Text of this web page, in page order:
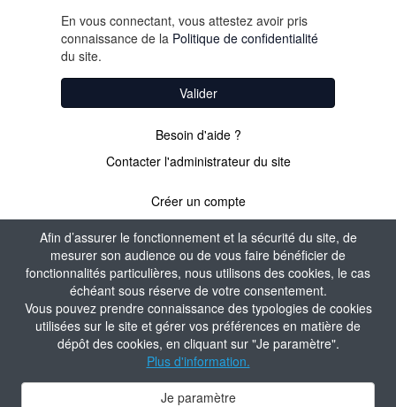
Afin d’assurer le fonctionnement et la sécurité du site, de
mesurer son audience ou de vous faire bénéficier de
fonctionnalités particulières, nous utilisons des cookies, le cas
échéant sous réserve de votre consentement.
Vous pouvez prendre connaissance des typologies de cookies
utilisées sur le site et gérer vos préférences en matière de
dépôt des cookies, en cliquant sur "Je paramètre".
Plus d'information.
Je paramètre
En vous connectant, vous attestez avoir pris
connaissance de la Politique de confidentialité
du site.
Valider
Besoin d'aide ?
Contacter l'administrateur du site
Créer un compte
PAS ENCORE
ADHÉRENT ?
Valider
Contacter l'administrateur du site